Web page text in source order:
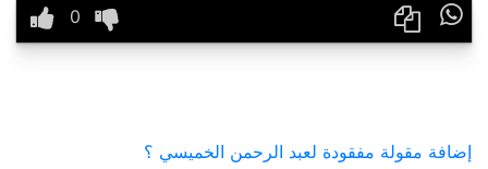

إضافة مقولة مفقودة لعبد الرحمن الخميسي ؟